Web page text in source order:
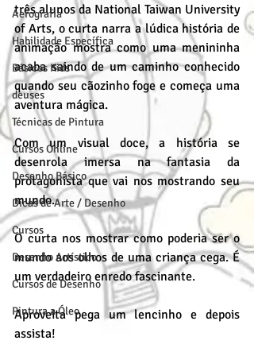
Aerografia
Habilidade Específica
Básicos Kids
deuses
Técnicas de Pintura
Cursos Online
Desenho Básico
Dicas de Arte / Desenho
Cursos
Desenho Artístico
Cursos de Desenho
Pintura a Óleo
três alunos da National Taiwan University
of Arts, o curta narra a lúdica história de
animação mostra como uma menininha
acaba saindo de um caminho conhecido
quando seu cãozinho foge e começa uma
aventura mágica.
Com um visual doce, a história se
desenrola imersa na fantasia da
protagonista que vai nos mostrando seu
mundo.
O curta nos mostrar como poderia ser o
mundo aos olhos de uma criança cega. É
um verdadeiro enredo fascinante.
Aproveita pega um lencinho e depois
assista!